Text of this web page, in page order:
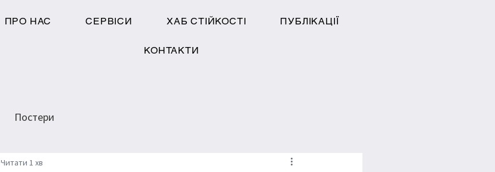
ПРО НАС СЕРВІСИ ХАБ СТІЙКОСТІ ПУБЛІКАЦІЇ
КОНТАКТИ
Постери
Читати 1 хв